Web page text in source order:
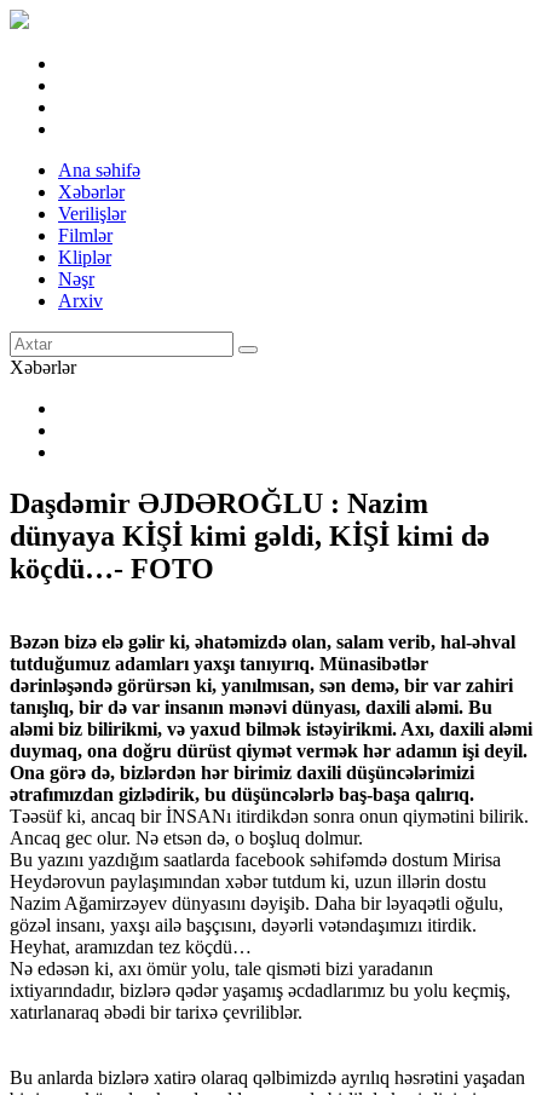
Ana səhifə
Xəbərlər
Verilişlər
Filmlər
Kliplər
Nəşr
Arxiv
Xəbərlər
Daşdəmir ƏJDƏROĞLU : Nazim
dünyaya KİŞİ kimi gəldi, KİŞİ kimi də
köçdü…- FOTO
Bəzən bizə elə gəlir ki, əhatəmizdə olan, salam verib, hal-əhval
tutduğumuz adamları yaxşı tanıyırıq. Münasibətlər
dərinləşəndə görürsən ki, yanılmısan, sən demə, bir var zahiri
tanışlıq, bir də var insanın mənəvi dünyası, daxili aləmi. Bu
aləmi biz bilirikmi, və yaxud bilmək istəyirikmi. Axı, daxili aləmi
duymaq, ona doğru dürüst qiymət vermək hər adamın işi deyil.
Ona görə də, bizlərdən hər birimiz daxili düşüncələrimizi
ətrafımızdan gizlədirik, bu düşüncələrlə baş-başa qalırıq.
Təəsüf ki, ancaq bir İNSANı itirdikdən sonra onun qiymətini bilirik.
Ancaq gec olur. Nə etsən də, o boşluq dolmur.
Bu yazını yazdığım saatlarda facebook səhifəmdə dostum Mirisa
Heydərovun paylaşımından xəbər tutdum ki, uzun illərin dostu
Nazim Ağamirzəyev dünyasını dəyişib. Daha bir ləyaqətli oğulu,
gözəl insanı, yaxşı ailə başçısını, dəyərli vətəndaşımızı itirdik.
Heyhat, aramızdan tez köçdü…
Nə edəsən ki, axı ömür yolu, tale qisməti bizi yaradanın
ixtiyarındadır, bizlərə qədər yaşamış əcdadlarımız bu yolu keçmiş,
xatırlanaraq əbədi bir tarixə çevriliblər.
Bu anlarda bizlərə xatirə olaraq qəlbimizdə ayrılıq həsrətini yaşadan